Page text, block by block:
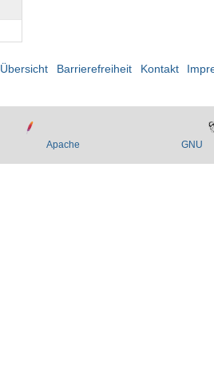
Übersicht Barrierefreiheit Kontakt
Apache GNU